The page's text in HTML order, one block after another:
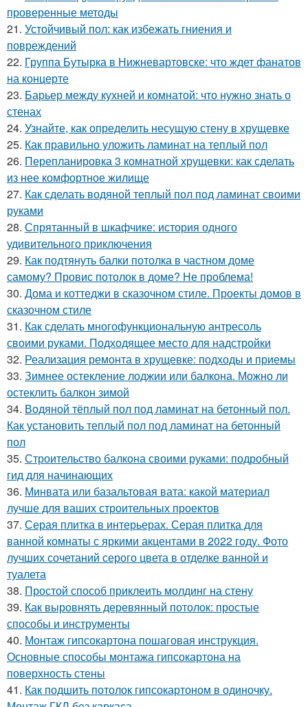
проверенные методы
21. Устойчивый пол: как избежать гниения и
повреждений
22. Группа Бутырка в Нижневартовске: что ждет фанатов
на концерте
23. Барьер между кухней и комнатой: что нужно знать о
стенах
24. Узнайте, как определить несущую стену в хрущевке
25. Как правильно уложить ламинат на теплый пол
26. Перепланировка 3 комнатной хрущевки: как сделать
из нее комфортное жилище
27. Как сделать водяной теплый пол под ламинат своими
руками
28. Спрятанный в шкафчике: история одного
удивительного приключения
29. Как подтянуть балки потолка в частном доме
самому? Провис потолок в доме? Не проблема!
30. Дома и коттеджи в сказочном стиле. Проекты домов в
сказочном стиле
31. Как сделать многофункциональную антресоль
своими руками. Подходящее место для надстройки
32. Реализация ремонта в хрущевке: подходы и приемы
33. Зимнее остекление лоджии или балкона. Можно ли
остеклить балкон зимой
34. Водяной тёплый пол под ламинат на бетонный пол.
Как установить теплый пол под ламинат на бетонный
пол
35. Строительство балкона своими руками: подробный
гид для начинающих
36. Минвата или базальтовая вата: какой материал
лучше для ваших строительных проектов
37. Серая плитка в интерьерах. Серая плитка для
ванной комнаты с яркими акцентами в 2022 году. Фото
лучших сочетаний серого цвета в отделке ванной и
туалета
38. Простой способ приклеить молдинг на стену
39. Как выровнять деревянный потолок: простые
способы и инструменты
40. Монтаж гипсокартона пошаговая инструкция.
Основные способы монтажа гипсокартона на
поверхность стены
41. Как подшить потолок гипсокартоном в одиночку.